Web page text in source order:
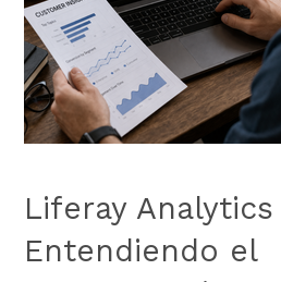
Liferay
Entendiendo el